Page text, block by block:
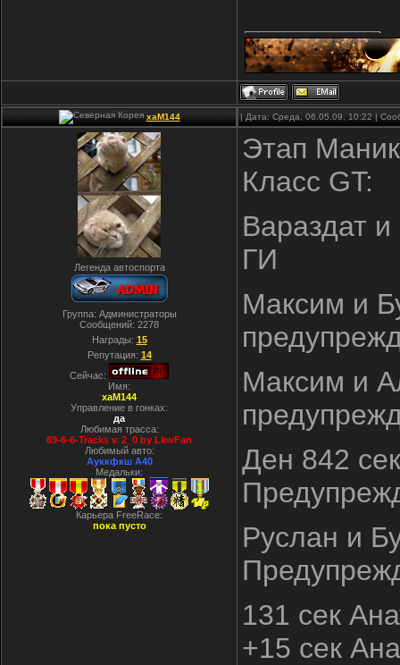
xaM144 | Дата: Среда, 06.05.09, 10:22 |
Легенда автоспорта
Группа: Администраторы
Сообщений: 2278
Награды: 15
Репутация: 14
Сейчас:
Имя:
xaM144
Управление в гонках:
да
Любимая трасса:
69-6-6-Tracks v. 2_0 by LkwFan
Любимый авто:
Ауккфкш А40
Медальки:
Карьера FreeRace:
пока пусто
Этап
Класс GT:
Вараздат
ГИ
Максим и
Максим и
Ден 842
Руслан и
131 сек
+15 сек